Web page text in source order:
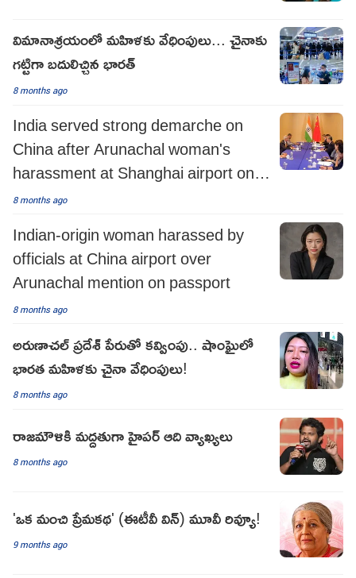
విమానాశ్రయంలో మహిళకు వేధింపులు... చైనాకు
గట్టిగా బదులిచ్చిన భారత్
8 months ago
India served strong demarche on
China after Arunachal woman's
harassment at Shanghai airport on
'ludicrous grounds'
8 months ago
Indian-origin woman harassed by
officials at China airport over
Arunachal mention on passport
8 months ago
అరుణాచల్ ప్రదేశ్ పేరుతో కవ్వింపు.. షాంఘైలో
భారత మహిళకు చైనా వేధింపులు!
8 months ago
రాజమౌళికి మద్దతుగా హైపర్ ఆది వ్యాఖ్యలు
8 months ago
'ఒక మంచి ప్రేమకథ' (ఈటీవీ విన్) మూవీ రివ్యూ!
9 months ago